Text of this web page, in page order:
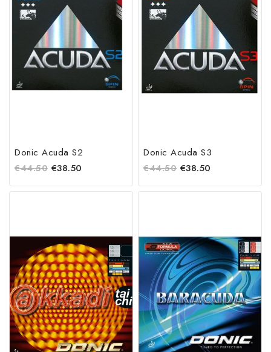
Donic Acuda S2
€44.50 €38.50
Donic Acuda S3
€44.50 €38.50